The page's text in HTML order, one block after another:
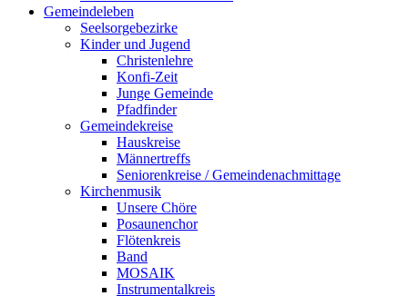
Gemeindeleben
Seelsorgebezirke
Kinder und Jugend
Christenlehre
Konfi-Zeit
Junge Gemeinde
Pfadfinder
Gemeindekreise
Hauskreise
Männertreffs
Seniorenkreise / Gemeindenachmittage
Kirchenmusik
Unsere Chöre
Posaunenchor
Flötenkreis
Band
MOSAIK
Instrumentalkreis